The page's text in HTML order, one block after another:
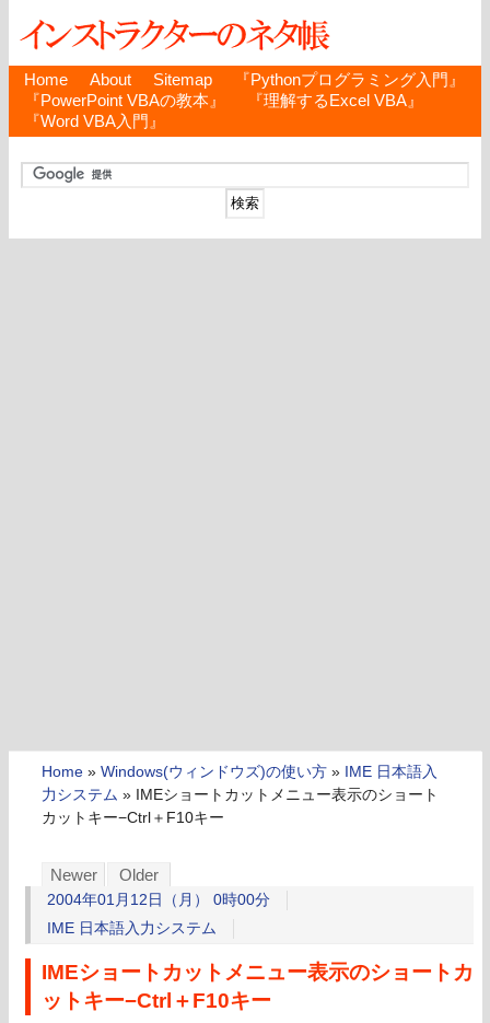
Home About Sitemap
『Pythonプログラミング入門』
『PowerPoint VBAの教本』
『理解するExcel VBA』
『Word VBA入門』
Home » Windows(ウィンドウズ)の使い方 » IME 日本語入
力システム » IMEショートカットメニュー表示のショート
カットキー−Ctrl＋F10キー
Newer Older
2004年01月12日（月） 0時00分
IME 日本語入力システム
IMEショートカットメニュー表示のショートカ
ットキー−Ctrl＋F10キー